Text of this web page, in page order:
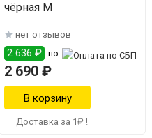
чёрная M
нет отзывов
2 636 ₽ по
2 690 ₽
Доставка за 1₽ !